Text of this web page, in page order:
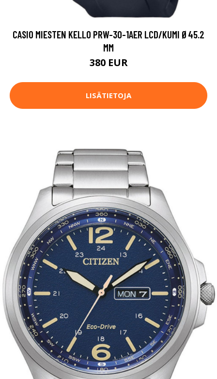
CASIO MIESTEN KELLO PRW-30-1AER LCD/KUMI Ø45.2
MM
380 EUR
LISÄTIETOJA